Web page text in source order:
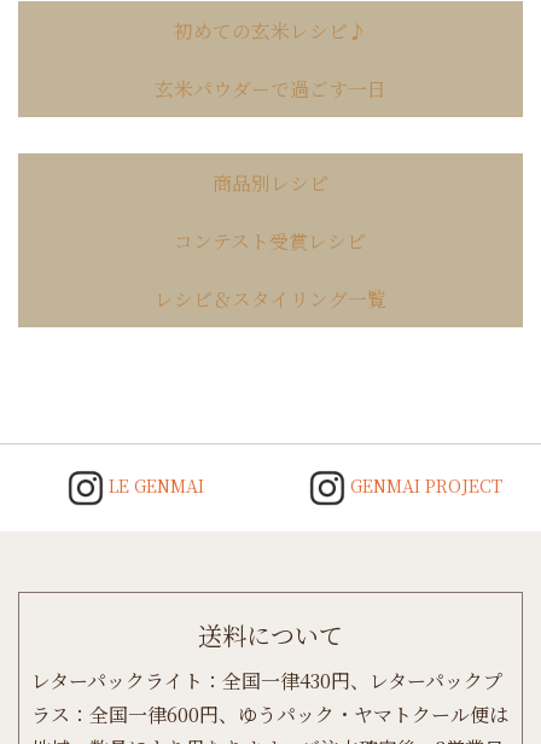
初めての玄米レシピ♪
玄米パウダーで過ごす一日
商品別レシピ
コンテスト受賞レシピ
レシピ＆スタイリング一覧
LE GENMAI GENMAI PROJECT
送料について
レターパックライト：全国一律430円、レターパックプ
ラス：全国一律600円、ゆうパック・ヤマトクール便は